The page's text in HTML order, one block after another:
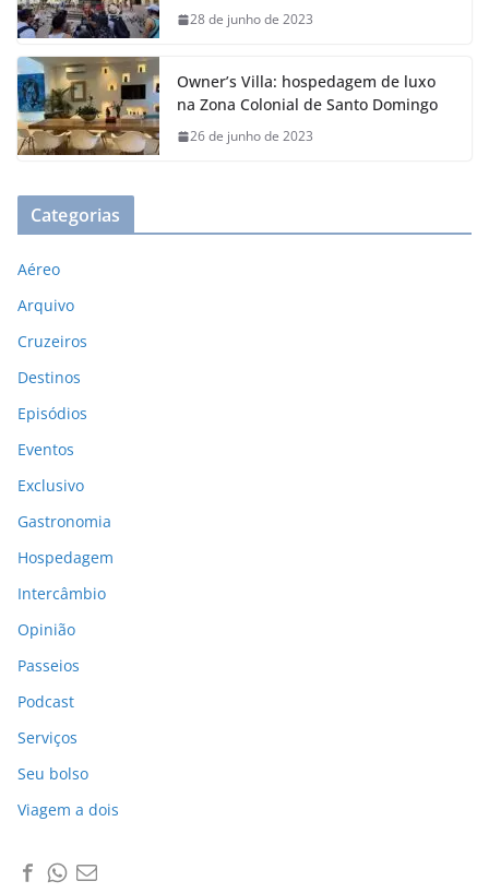
28 de junho de 2023
Owner’s Villa: hospedagem de luxo
na Zona Colonial de Santo Domingo
26 de junho de 2023
Categorias
Aéreo
Arquivo
Cruzeiros
Destinos
Episódios
Eventos
Exclusivo
Gastronomia
Hospedagem
Intercâmbio
Opinião
Passeios
Podcast
Serviços
Seu bolso
Viagem a dois